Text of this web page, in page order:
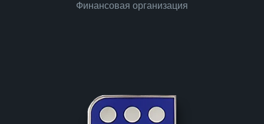
Финансовая организация